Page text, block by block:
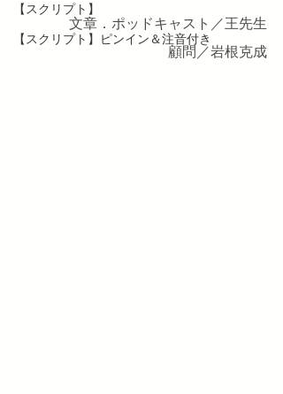
【スクリプト】
【スクリプト】ピンイン＆注音付き
文章．ポッドキャスト／王先生
顧問／岩根克成